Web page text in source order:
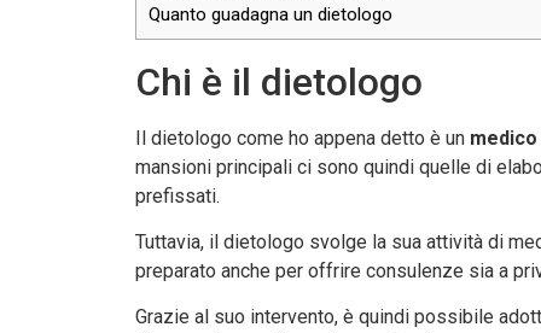
Quanto guadagna un dietologo
Chi è il dietologo
Il dietologo come ho appena detto è un
mansioni principali ci sono quindi quelle di
prefissati.
Tuttavia, il dietologo svolge la sua attività di
preparato anche per offrire consulenze sia a
Grazie al suo intervento, è quindi possibile